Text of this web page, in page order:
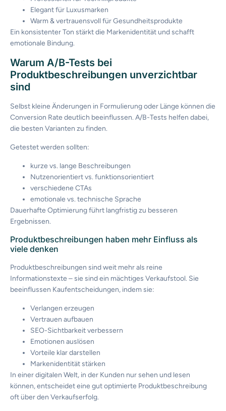
Elegant für Luxusmarken
Warm & vertrauensvoll für Gesundheitsprodukte
Ein konsistenter Ton stärkt die Markenidentität und schafft
emotionale Bindung.
Warum A/B-Tests bei
Produktbeschreibungen unverzichtbar
sind
Selbst kleine Änderungen in Formulierung oder Länge können die
Conversion Rate deutlich beeinflussen. A/B-Tests helfen dabei,
die besten Varianten zu finden.
Getestet werden sollten:
kurze vs. lange Beschreibungen
Nutzenorientiert vs. funktionsorientiert
verschiedene CTAs
emotionale vs. technische Sprache
Dauerhafte Optimierung führt langfristig zu besseren
Ergebnissen.
Produktbeschreibungen haben mehr Einfluss als
viele denken
Produktbeschreibungen sind weit mehr als reine
Informationstexte – sie sind ein mächtiges Verkaufstool. Sie
beeinflussen Kaufentscheidungen, indem sie:
Verlangen erzeugen
Vertrauen aufbauen
SEO-Sichtbarkeit verbessern
Emotionen auslösen
Vorteile klar darstellen
Markenidentität stärken
In einer digitalen Welt, in der Kunden nur sehen und lesen
können, entscheidet eine gut optimierte Produktbeschreibung
oft über den Verkaufserfolg.